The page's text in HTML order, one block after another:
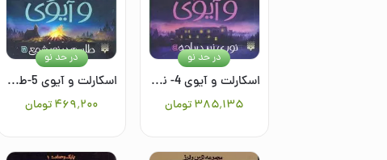
اسکارلت و آیوی 4- نوری زیر دریاچه
۳۸۵٬۱۳۵ تومان
در حد نو
اسکارلت و آیوی 5-طلسم در نور شمع
۴۶۹٬۲۰۰تومان
در حد نو